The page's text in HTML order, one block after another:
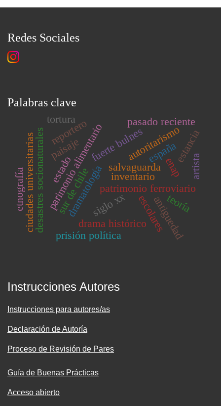
Redes Sociales
Palabras clave
escolares
parimonio alimentariopatrimonio ferroviario
dramatología
drama histórico
fuerte bulnes
desastres socionaturales salvaguarda
antiguedad
inventario
estado
autoritarismo
siglo xx
españa
ciudades universitarias
etnografía
paisaje
pasado reciente
enap
sur de chile
reportero
tortura
prisión política
teoría
estancia
artista
Instrucciones Autores
Instrucciones para autores/as
Declaración de Autoría
Proceso de Revisión de Pares
Guía de Buenas Prácticas
Acceso abierto